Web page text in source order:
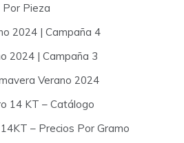
Por Pieza
2024 | Campaña 4
2024 | Campaña 3
Verano 2024
14 KT – Catálogo
– Precios Por Gramo